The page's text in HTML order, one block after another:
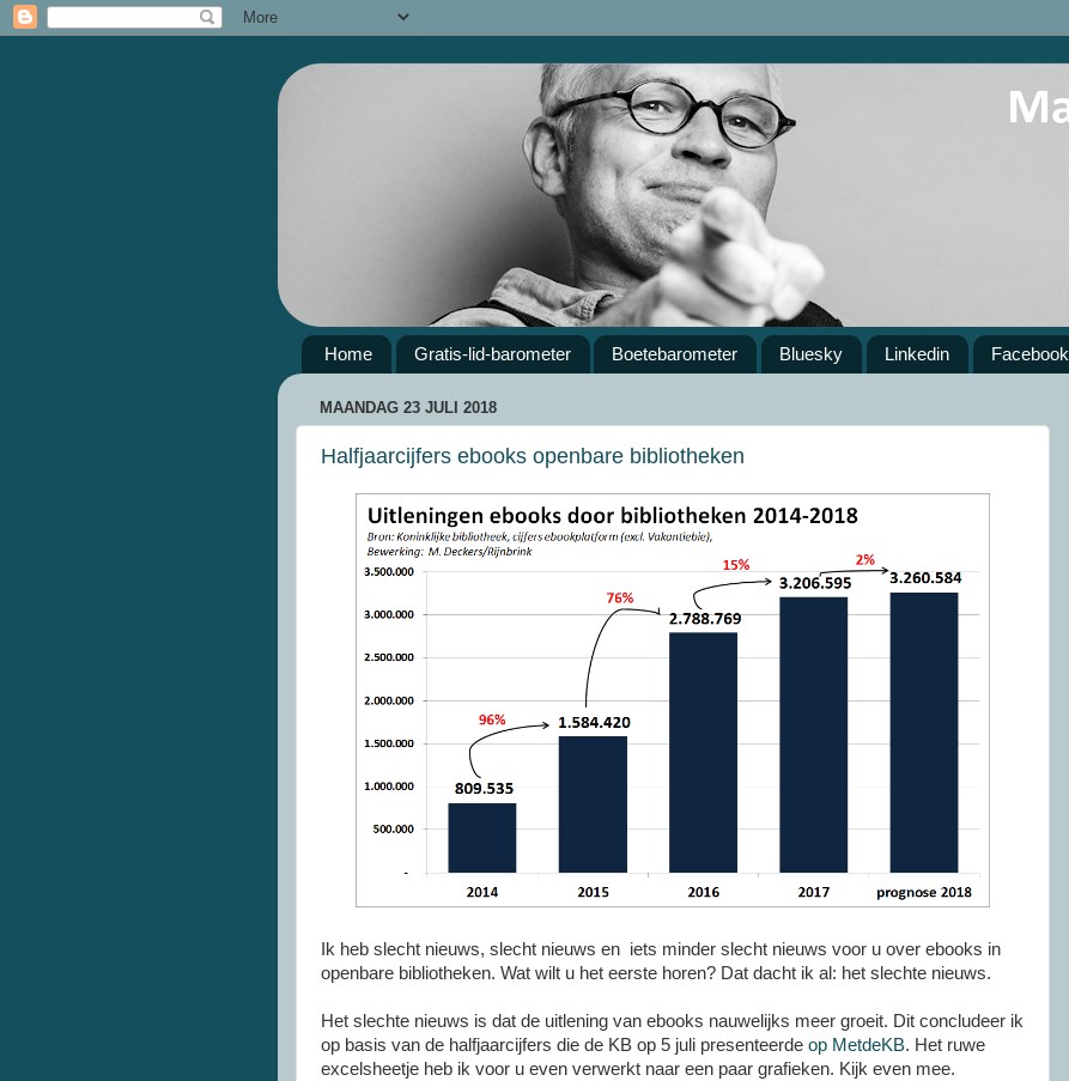
Home Gratis-lid-barometer Boetebarometer Bluesky Linkedin Facebook
MAANDAG 23 JULI 2018
Halfjaarcijfers ebooks openbare bibliotheken
Ik heb slecht nieuws, slecht nieuws en iets minder slecht nieuws voor u over ebooks in
openbare bibliotheken. Wat wilt u het eerste horen? Dat dacht ik al: het slechte nieuws.
Het slechte nieuws is dat de uitlening van ebooks nauwelijks meer groeit. Dit concludeer ik
op basis van de halfjaarcijfers die de KB op 5 juli presenteerde op MetdeKB. Het ruwe
excelsheetje heb ik voor u even verwerkt naar een paar grafieken. Kijk even mee.